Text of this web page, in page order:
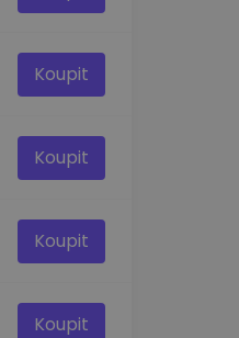
Koupit
Koupit
Koupit
Koupit